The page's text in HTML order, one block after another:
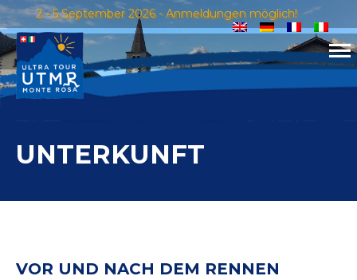
2 - 5 September 2026 - Anmeldungen möglich!
UNTERKUNFT
VOR UND NACH DEM RENNEN